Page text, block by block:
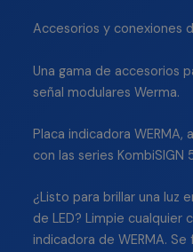
Accesorios y conexiones
Una gama de accesorios
señal modulares Werma.
Placa indicadora
con las series
¿Listo para brillar una luz
de LED? Limpie cualquier
indicadora de WERMA.